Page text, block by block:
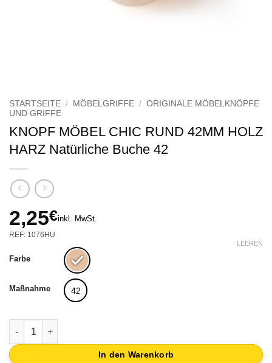
STARTSEITE / MÖBELGRIFFE / ORIGINALE MÖBELKNÖPFE
UND GRIFFE
KNOPF MÖBEL CHIC RUND 42MM HOLZ
HARZ Natürliche Buche 42
2,25€inkl. MwSt.
REF: 1076HU
Farbe
Maßnahme 42
LEEREN
KNOPF MÖBEL CHIC RUND 42MM HOLZ HARZ Menge
In den Warenkorb